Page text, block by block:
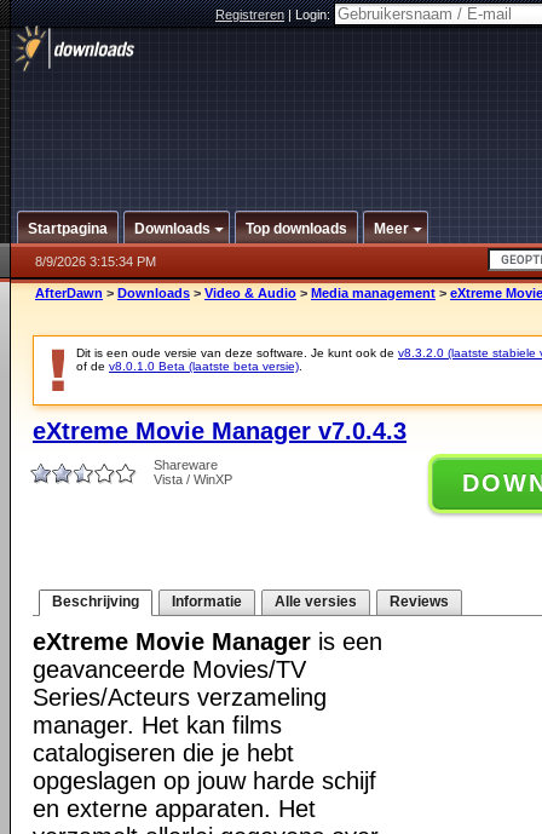
Registreren|Login:
Startpagina Downloads Top downloads Meer
8/9/2026 3:15:34 PM
AfterDawn > Downloads > Video & Audio > Media management > eXtreme
Dit is een oude versie van deze software. Je kunt ook de v8.3.2.0 (laatste stabiele
of de v8.0.1.0 Beta (laatste beta versie)
eXtreme Movie Manager v7.0.4.3
Shareware
Vista / WinXP
Beschrijving Informatie Alle versies Reviews
eXtreme Movie Manager is een
geavanceerde Movies/TV
Series/Acteurs verzameling
manager. Het kan films
catalogiseren die je hebt
opgeslagen op jouw harde schijf
en externe apparaten. Het